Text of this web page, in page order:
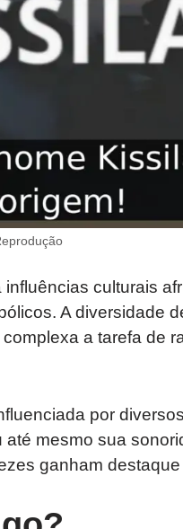
culturais
A diversidade
a tarefa de
por
mesmo sua
ganham